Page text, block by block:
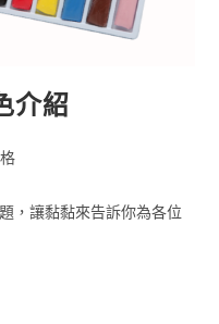
介紹
，讓黏黏來告訴你為各位